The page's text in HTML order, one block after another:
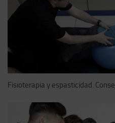
Fisioterapia y espasticidad.